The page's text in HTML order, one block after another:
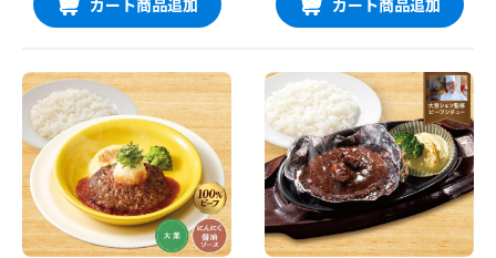
カート商品追加 カート商品追加